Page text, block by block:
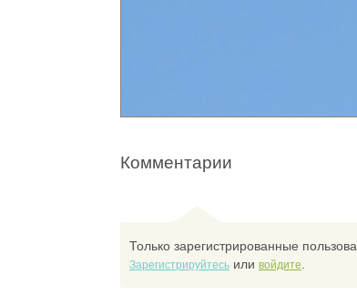
Комментарии
Только зарегистрированные
Зарегистрируйтесь или войдите